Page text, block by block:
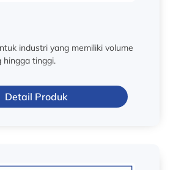
industri yang memiliki volume
hingga tinggi.
Detail Produk